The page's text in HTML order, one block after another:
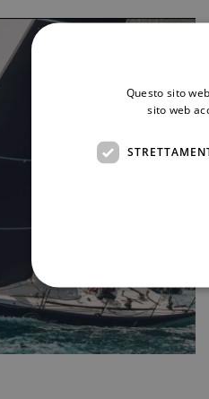
Questo sito
sito web